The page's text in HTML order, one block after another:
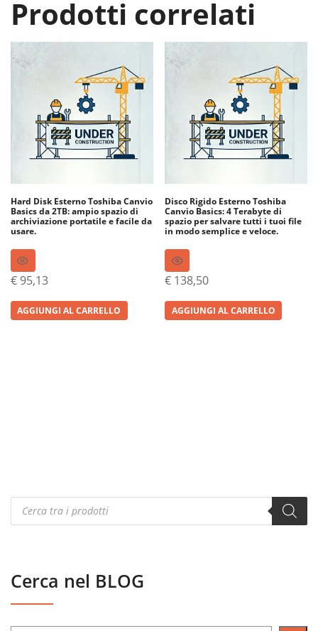
Prodotti correlati
Hard Disk Esterno Toshiba Canvio
Basics da 2TB: ampio spazio di
archiviazione portatile e facile da
usare.
€ 95,13
AGGIUNGI AL CARRELLO
Disco Rigido Esterno Toshiba
Canvio Basics: 4 Terabyte di
spazio per salvare tutti i tuoi file
in modo semplice e veloce.
€ 138,50
AGGIUNGI AL CARRELLO
Products
search
Cerca nel BLOG